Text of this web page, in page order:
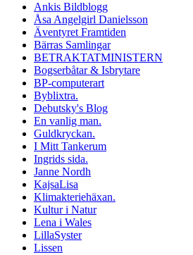
Ankis Bildblogg
Åsa Angelgirl Danielsson
Äventyret Framtiden
Bärras Samlingar
BETRAKTATMINISTERN
Bogserbåtar & Isbrytare
BP-computerart
Byblixtra.
Debutsky's Blog
En vanlig man.
Guldkryckan.
I Mitt Tankerum
Ingrids sida.
Janne Nordh
KajsaLisa
Klimakteriehäxan.
Kultur i Natur
Lena i Wales
LillaSyster
Lissen